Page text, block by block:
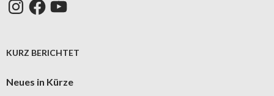
KURZ BERICHTET
Neues in Kürze